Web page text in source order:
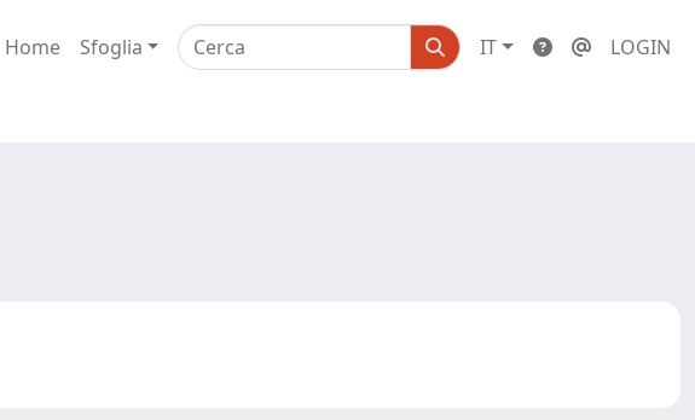
Home Sfoglia IT LOGIN